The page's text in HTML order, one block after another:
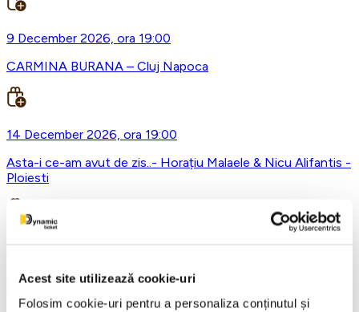
Acest site utilizează cookie-uri
Folosim cookie-uri pentru a personaliza conținutul și
9 December 2026, ora 19:00
CARMINA BURANA – Cluj Napoca
14 December 2026, ora 19:00
Asta-i ce-am avut de zis..- Horațiu Malaele & Nicu Alifantis -
Ploiesti
REGAL VIENEZ – CONCERT EXTRAORDINAR DE